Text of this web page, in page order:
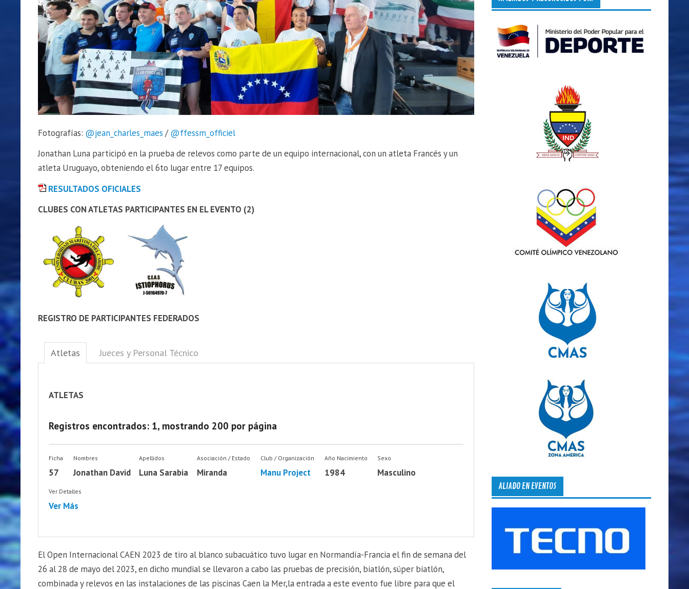
Fotografías: @jean_charles_maes /@ffessm_officiel
Jonathan Luna participó en la prueba de relevos como parte de un equipo internacional, con un atleta Francés y un
atleta Uruguayo, obteniendo el 6to lugar entre 17 equipos.
RESULTADOS OFICIALES
CLUBES CON ATLETAS PARTICIPANTES EN EL EVENTO (2)
REGISTRO DE PARTICIPANTES FEDERADOS
Atletas Jueces y Personal Técnico
ATLETAS
Registros encontrados: 1, mostrando 200 por página
Ficha
57
Nombres
Jonathan David
Apellidos
Luna Sarabia
Asociación / Estado
Miranda
Club / Organización
Manu Project
Año Nacimiento
1984
Sexo
Masculino
Ver Detalles
Ver Más
El Open Internacional CAEN 2023 de tiro al blanco subacuático tuvo lugar en Normandía-Francia el fin de semana del
26 al 28 de mayo del 2023, en dicho mundial se llevaron a cabo las pruebas de precisión, biatlón, súper biatlón,
combinada y relevos en las instalaciones de las piscinas Caen la Mer,la entrada a este evento fue libre para que el
ALIADO EN EVENTOS